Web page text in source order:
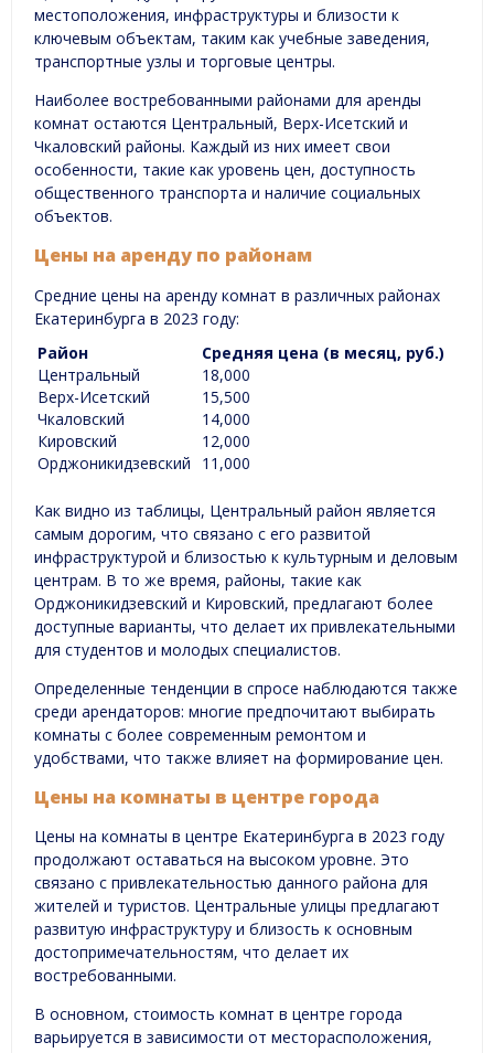
местоположения, инфраструктуры и близости к
ключевым объектам, таким как учебные заведения,
транспортные узлы и торговые центры.
Наиболее востребованными районами для аренды
комнат остаются Центральный, Верх-Исетский и
Чкаловский районы. Каждый из них имеет свои
особенности, такие как уровень цен, доступность
общественного транспорта и наличие социальных
объектов.
Цены на аренду по районам
Средние цены на аренду комнат в различных районах
Екатеринбурга в 2023 году:
Район
Средняя цена (в месяц, руб.)
Центральный
18,000
Верх-Исетский
15,500
Чкаловский
14,000
Кировский
12,000
Орджоникидзевский
11,000
Как видно из таблицы, Центральный район является
самым дорогим, что связано с его развитой
инфраструктурой и близостью к культурным и деловым
центрам. В то же время, районы, такие как
Орджоникидзевский и Кировский, предлагают более
доступные варианты, что делает их привлекательными
для студентов и молодых специалистов.
Определенные тенденции в спросе наблюдаются также
среди арендаторов: многие предпочитают выбирать
комнаты с более современным ремонтом и
удобствами, что также влияет на формирование цен.
Цены на комнаты в центре города
Цены на комнаты в центре Екатеринбурга в 2023 году
продолжают оставаться на высоком уровне. Это
связано с привлекательностью данного района для
жителей и туристов. Центральные улицы предлагают
развитую инфраструктуру и близость к основным
достопримечательностям, что делает их
востребованными.
В основном, стоимость комнат в центре города
варьируется в зависимости от месторасположения,